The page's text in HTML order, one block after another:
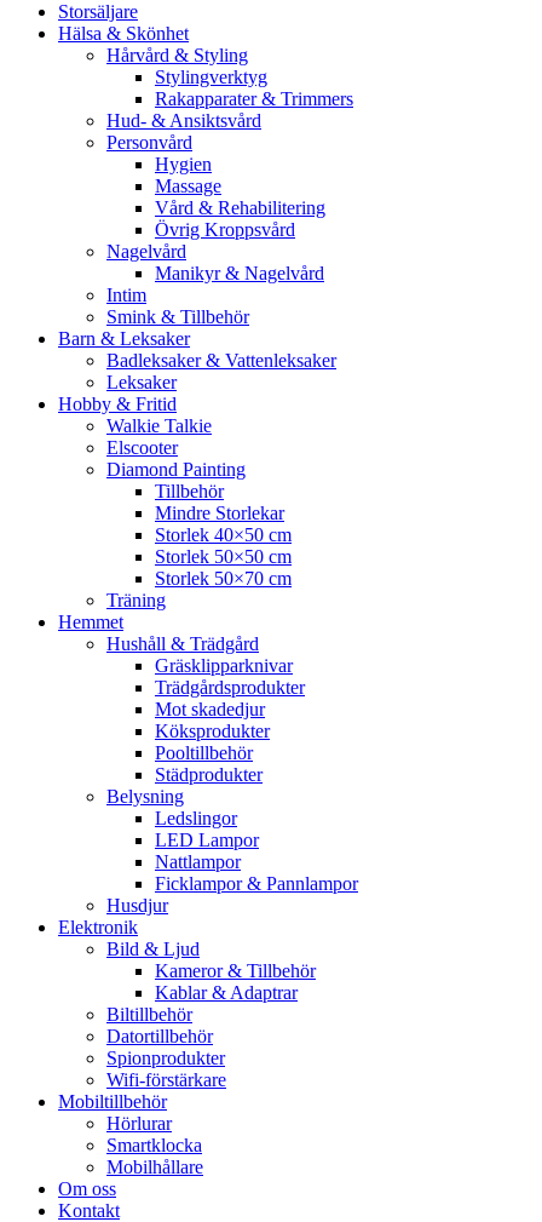
Storsäljare
Hälsa & Skönhet
Hårvård & Styling
Stylingverktyg
Rakapparater & Trimmers
Hud- & Ansiktsvård
Personvård
Hygien
Massage
Vård & Rehabilitering
Övrig Kroppsvård
Nagelvård
Manikyr & Nagelvård
Intim
Smink & Tillbehör
Barn & Leksaker
Badleksaker & Vattenleksaker
Leksaker
Hobby & Fritid
Walkie Talkie
Elscooter
Diamond Painting
Tillbehör
Mindre Storlekar
Storlek 40×50 cm
Storlek 50×50 cm
Storlek 50×70 cm
Träning
Hemmet
Hushåll & Trädgård
Gräsklipparknivar
Trädgårdsprodukter
Mot skadedjur
Köksprodukter
Pooltillbehör
Städprodukter
Belysning
Ledslingor
LED Lampor
Nattlampor
Ficklampor & Pannlampor
Husdjur
Elektronik
Bild & Ljud
Kameror & Tillbehör
Kablar & Adaptrar
Biltillbehör
Datortillbehör
Spionprodukter
Wifi-förstärkare
Mobiltillbehör
Hörlurar
Smartklocka
Mobilhållare
Om oss
Kontakt